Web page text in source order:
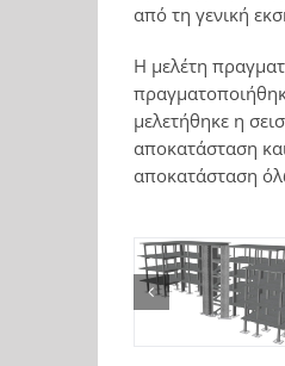
από τη γενική
Η μελέτη
μελετήθηκε η
αποκατάσταση
αποκατάσταση